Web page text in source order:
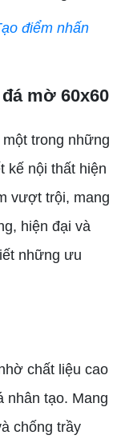
điểm nhấn
mờ 60x60
trong những
kế nội thất hiện
vượt trội, mang
hiện đại và
những ưu
chất liệu cao
nhân tạo. Mang
chống trầy